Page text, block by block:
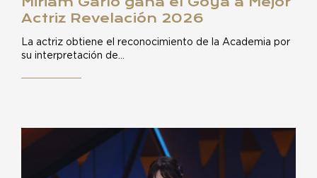
Actriz Revelación 2026
La actriz obtiene el reconocimiento de la Academia por
su interpretación de…